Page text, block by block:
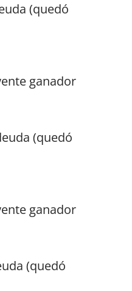
(quedó
ganador
(quedó
ganador
(quedó